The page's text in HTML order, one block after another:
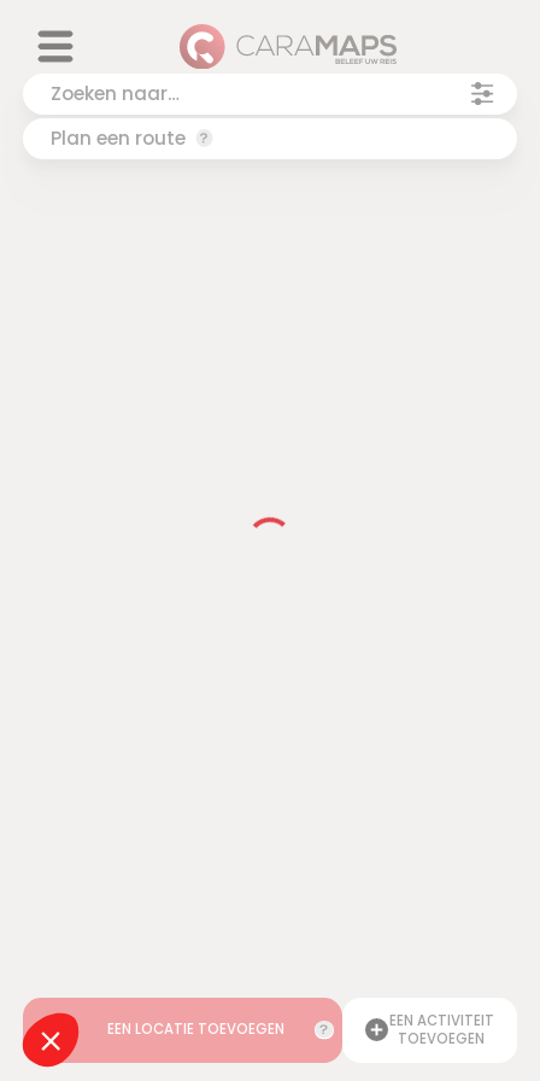
Plan een route
EEN LOCATIE TOEVOEGEN
EEN ACTIVITEIT
TOEVOEGEN